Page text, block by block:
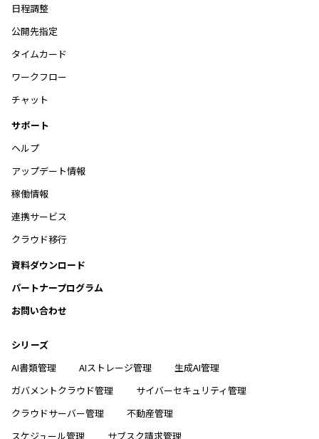
日程調整
公開先指定
タイムカード
ワークフロー
チャット
サポート
ヘルプ
アップデート情報
稼働情報
連携サービス
クラウド移行
資料ダウンロード
パートナープログラム
お問い合わせ
シリーズ
AI書類管理
AIストレージ管理
生成AI管理
ガバメントクラウド管理
サイバーセキュリティ管理
クラウドサーバー管理
不動産管理
スケジュール管理
サブスク請求管理